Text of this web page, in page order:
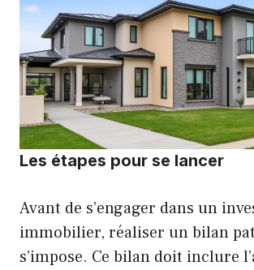
Les étapes pour se lancer
Avant de s’engager dans un
immobilier, réaliser un bilan
s’impose. Ce bilan doit inclure